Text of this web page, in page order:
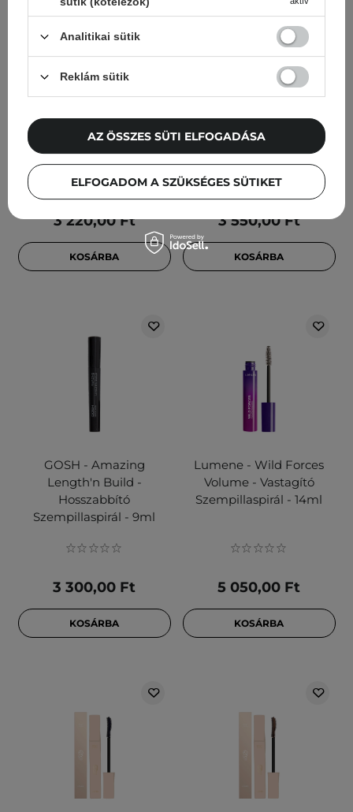
GOSH - Catchy Eyes
Mascara - Szempillaspirál
- 8ml
3 220,00 Ft
KOSÁRBA
GOSH - Catchy Eyes
Mascara Waterproof -
Szempillaspirál Vízálló -
8ml
3 550,00 Ft
KOSÁRBA
GOSH - Amazing
Length'n Build -
Hosszabbító
Szempillaspirál - 9ml
3 300,00 Ft
KOSÁRBA
Lumene - Wild Forces
Volume - Vastagító
Szempillaspirál - 14ml
5 050,00 Ft
KOSÁRBA
Analitikai sütik
Reklám sütik
ELFOGADOM A SZÜKSÉGES SÜTIKET
AZ ÖSSZES SÜTI ELFOGADÁSA